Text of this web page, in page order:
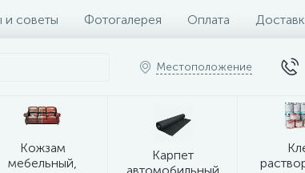
и советы Фотогалерея Оплата
Местоположение
Кожзам
мебельный,
Карпет